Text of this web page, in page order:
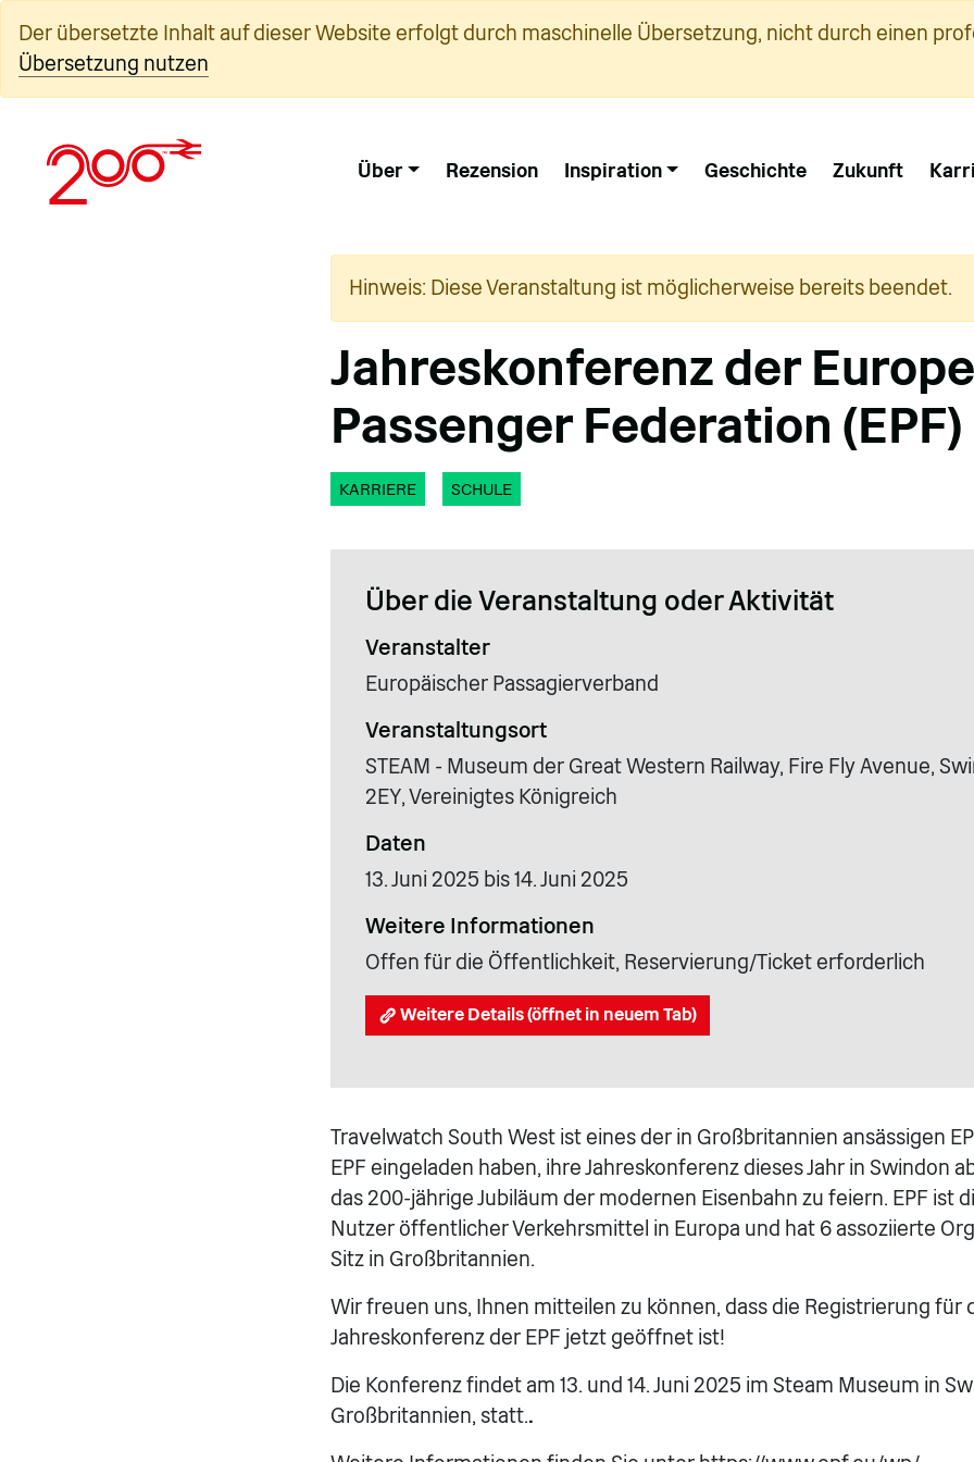
Inhalt
springen
Der übersetzte Inhalt auf dieser Website erfolgt durch maschinelle Übersetzung, nicht durch einen
Übersetzung nutzen
Über Rezension Inspiration Geschichte Zukunft
Hinweis: Diese Veranstaltung ist möglicherweise bereits beendet.
Jahreskonferenz der
Passenger Federation (EPF)
KARRIERE SCHULE
Über die Veranstaltung oder Aktivität
Veranstalter
Europäischer Passagierverband
Veranstaltungsort
STEAM - Museum der Great Western Railway, Fire Fly Avenue,
2EY, Vereinigtes Königreich
Daten
13. Juni 2025 bis 14. Juni 2025
Weitere Informationen
Offen für die Öffentlichkeit, Reservierung/Ticket erforderlich
Weitere Details (öffnet in neuem Tab)
Travelwatch South West ist eines der in Großbritannien ansässigen
EPF eingeladen haben, ihre Jahreskonferenz dieses Jahr in Swindon
das 200-jährige Jubiläum der modernen Eisenbahn zu feiern. EPF ist
Nutzer öffentlicher Verkehrsmittel in Europa und hat 6 assoziierte
Sitz in Großbritannien.
Wir freuen uns, Ihnen mitteilen zu können, dass die Registrierung für
Jahreskonferenz der EPF jetzt geöffnet ist!
Die Konferenz findet am 13. und 14. Juni 2025 im Steam Museum in
Großbritannien, statt..